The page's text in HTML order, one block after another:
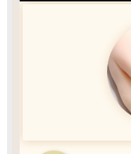
コレク
『お支払
カード情報をご入力下